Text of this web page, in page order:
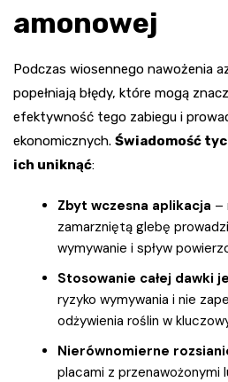
amonowej
Podczas wiosennego nawożenia
popełniają błędy, które mogą
efektywność tego zabiegu i
ekonomicznych. Świadomość
ich uniknąć:
Zbyt wczesna aplikacja –
zamarzniętą glebę
wymywanie i spływ
Stosowanie całej dawki
ryzyko wymywania i nie
odżywienia roślin w
Nierównomierne
placami z przenawożonymi